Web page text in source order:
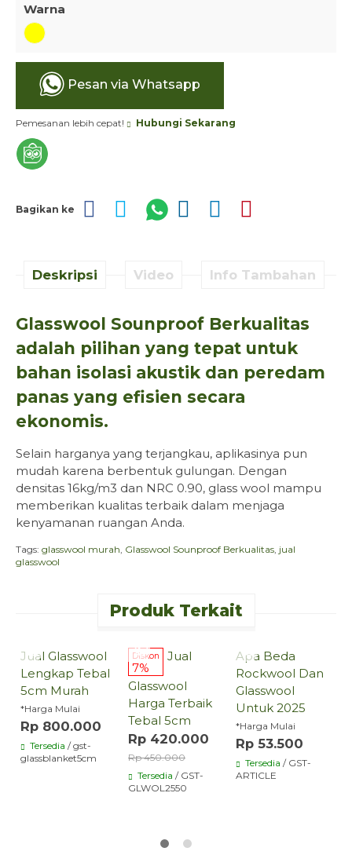
Warna
Pesan via Whatsapp
Pemesanan lebih cepat! Hubungi Sekarang
Bagikan ke
Deskripsi Video Info Tambahan
Glasswool Sounproof Berkualitas
adalah pilihan yang tepat untuk
bahan isolasi akustik dan peredam
panas yang efisien secara
ekonomis.
Selain harganya yang terjangkau, aplikasinya pun
mudah karena berbentuk gulungan. Dengan
densitas 16kg/m3 dan NRC 0.90, glass wool mampu
memberikan kualitas terbaik dalam menjaga
kenyamanan ruangan Anda.
Tags: glasswool murah, Glasswool Sounproof Berkualitas, jual
glasswool
Produk Terkait
Jual Glasswool
Lengkap Tebal
5cm Murah
*Harga Mulai
Rp 800.000
Tersedia / gst-
glassblanket5cm
Hubungi
Diskon
7%
Jual
Glasswool
Harga Terbaik
Tebal 5cm
Rp 420.000
Rp 450.000
Tersedia / GST-
GLWOL2550
Apa Beda
Rockwool Dan
Glasswool
Untuk 2025
*Harga Mulai
Rp 53.500
Tersedia / GST-
ARTICLE